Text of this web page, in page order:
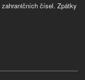
čísel. Zpátky